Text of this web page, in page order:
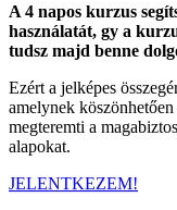
A 4 napos kurzus
használatát, gy a
tudsz majd benne
Ezért a jelképes
amelynek
megteremti a
alapokat.
JELENTKEZEM!